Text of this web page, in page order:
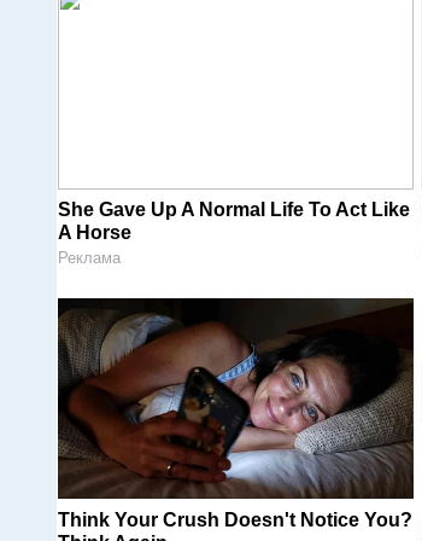
She Gave Up A Normal Life To Act Like
A Horse
Реклама
Think Your Crush Doesn't Notice You?